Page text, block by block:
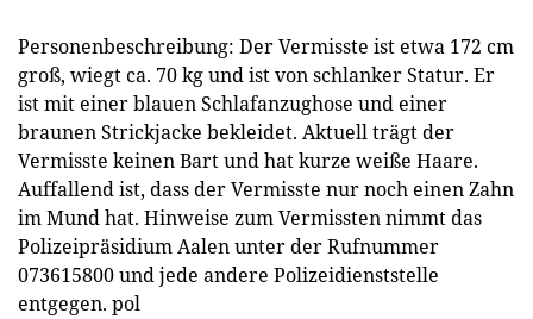
Personenbeschreibung: Der Vermisste ist etwa 172 cm
groß, wiegt ca. 70 kg und ist von schlanker Statur. Er
ist mit einer blauen Schlafanzughose und einer
braunen Strickjacke bekleidet. Aktuell trägt der
Vermisste keinen Bart und hat kurze weiße Haare.
Auffallend ist, dass der Vermisste nur noch einen Zahn
im Mund hat. Hinweise zum Vermissten nimmt das
Polizeipräsidium Aalen unter der Rufnummer
073615800 und jede andere Polizeidienststelle
entgegen. pol